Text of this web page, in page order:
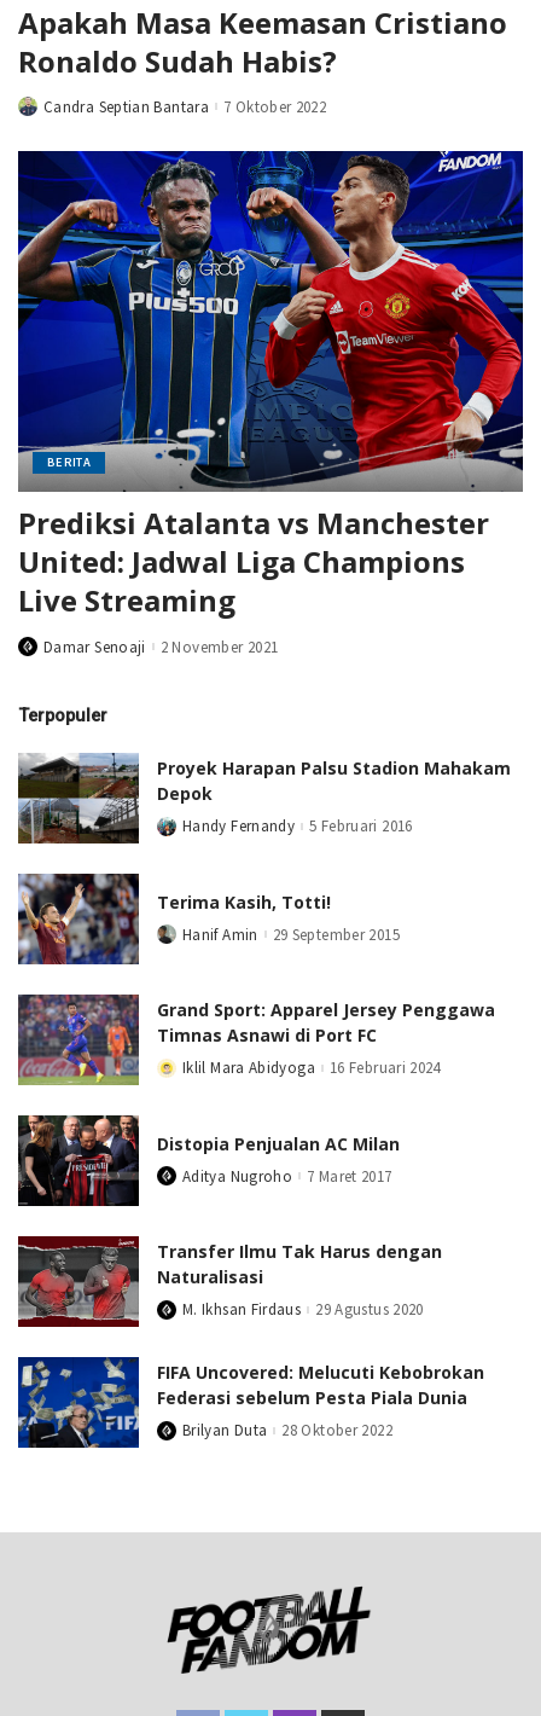
Apakah Masa Keemasan Cristiano
Ronaldo Sudah Habis?
PostedCandra Septian Bantara 7 Oktober 2022
BERITA
Prediksi Atalanta vs Manchester
United: Jadwal Liga Champions
Live Streaming
PostedDamar Senoaji 2 November 2021
Terpopuler
Proyek Harapan Palsu Stadion Mahakam
Depok
PostedHandy Fernandy 5 Februari 2016
Terima Kasih, Totti!
PostedHanif Amin 29 September 2015
Grand Sport: Apparel Jersey Penggawa
Timnas Asnawi di Port FC
PostedIklil Mara Abidyoga 16 Februari 2024
Distopia Penjualan AC Milan
PostedAditya Nugroho 7 Maret 2017
Transfer Ilmu Tak Harus dengan
Naturalisasi
PostedM. Ikhsan Firdaus 29 Agustus 2020
FIFA Uncovered: Melucuti Kebobrokan
Federasi sebelum Pesta Piala Dunia
PostedBrilyan Duta 28 Oktober 2022